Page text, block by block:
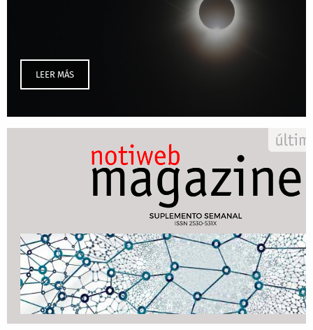
LEER MÁS